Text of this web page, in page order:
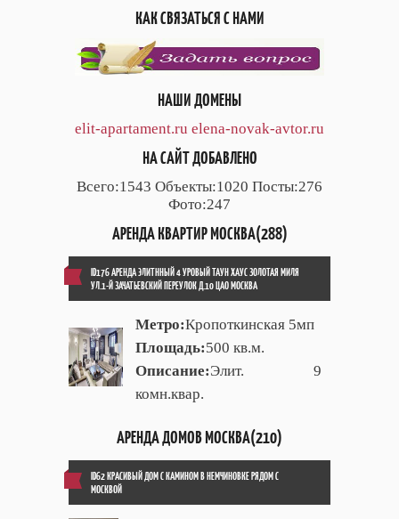
КАК СВЯЗАТЬСЯ С НАМИ
НАШИ ДОМЕНЫ
elit-apartament.ru elena-novak-avtor.ru
НА САЙТ ДОБАВЛЕНО
Всего:1543 Объекты:1020 Посты:276
Фото:247
АРЕНДА КВАРТИР МОСКВА(288)
ID176 АРЕНДА ЭЛИТННЫЙ 4 УРОВЫЙ ТАУН ХАУС ЗОЛОТАЯ МИЛЯ
УЛ.1-Й ЗАЧАТЬЕВСКИЙ ПЕРЕУЛОК Д.10 ЦАО МОСКВА
Метро:Кропоткинская 5мп
Площадь:500 кв.м.
Описание:Элит. 9
комн.квар.
АРЕНДА ДОМОВ МОСКВА(210)
ID62 КРАСИВЫЙ ДОМ С КАМИНОМ В НЕМЧИНОВКЕ РЯДОМ С
МОСКВОЙ